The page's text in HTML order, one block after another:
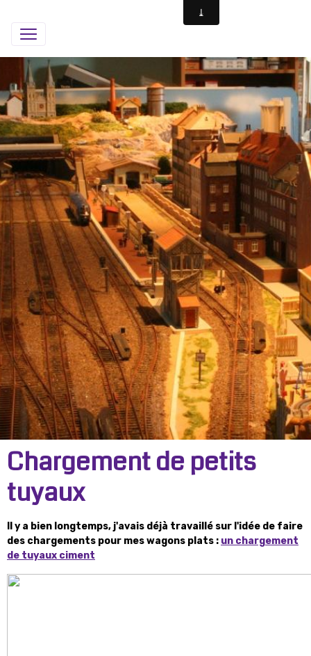
Chargement de petits
tuyaux
Il y a bien longtemps, j'avais déjà travaillé sur l'idée de faire
des chargements pour mes wagons plats : un chargement
de tuyaux ciment